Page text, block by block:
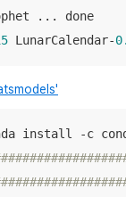
... done
LunarCalendar-
install -c